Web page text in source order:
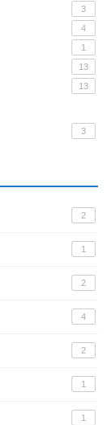
3
4
1
13
13
3
2
1
2
4
2
1
1